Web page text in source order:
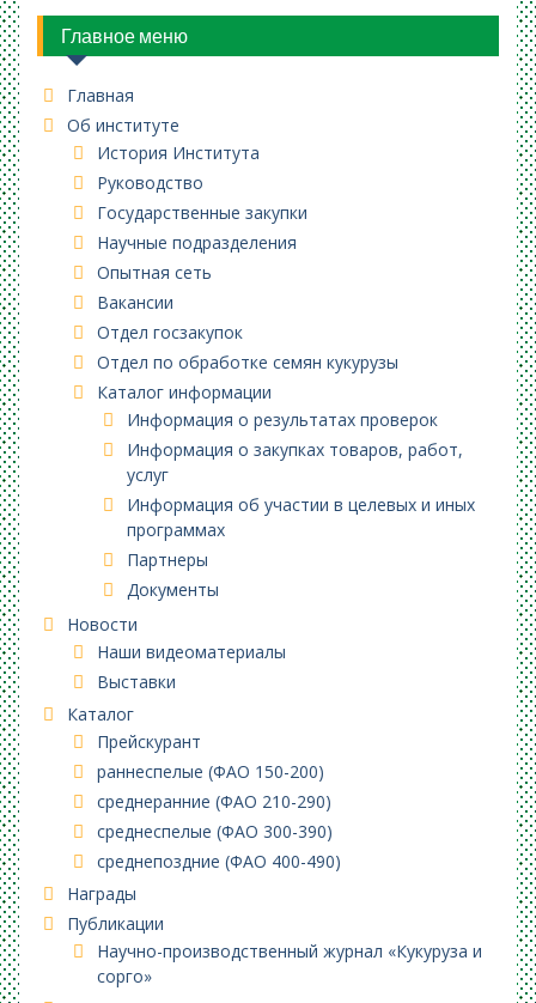
Главное меню
Главная
Об институте
История Института
Руководство
Государственные закупки
Научные подразделения
Опытная сеть
Вакансии
Отдел госзакупок
Отдел по обработке семян кукурузы
Каталог информации
Информация о результатах проверок
Информация о закупках товаров, работ,
услуг
Информация об участии в целевых и иных
программах
Партнеры
Документы
Новости
Наши видеоматериалы
Выставки
Каталог
Прейскурант
раннеспелые (ФАО 150-200)
среднеранние (ФАО 210-290)
среднеспелые (ФАО 300-390)
среднепоздние (ФАО 400-490)
Награды
Публикации
Научно-производственный журнал «Кукуруза и
сорго»